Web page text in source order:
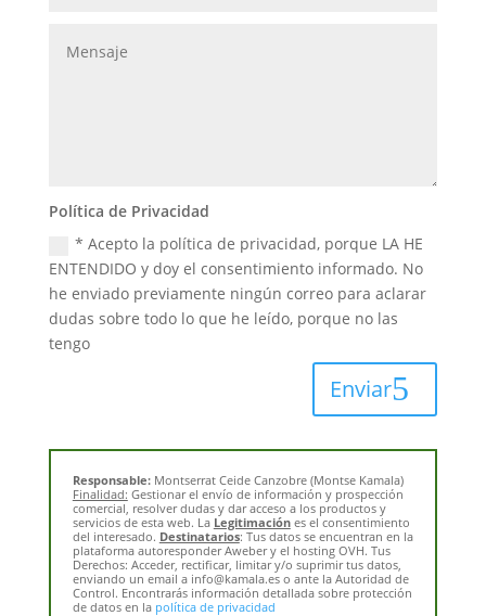
Política de Privacidad
* Acepto la política de privacidad, porque LA HE
ENTENDIDO y doy el consentimiento informado. No
he enviado previamente ningún correo para aclarar
dudas sobre todo lo que he leído, porque no las
tengo
Enviar
Responsable:Montserrat Ceide Canzobre (Montse Kamala)
Finalidad: Gestionar el envío de información y prospección
comercial, resolver dudas y dar acceso a los productos y
servicios de esta web. La Legitimaciónes el consentimiento
del interesado. Destinatarios: Tus datos se encuentran en la
plataforma autoresponder Aweber y el hosting OVH. Tus
Derechos: Acceder, rectificar, limitar y/o suprimir tus datos,
enviando un email a info@kamala.es o ante la Autoridad de
Control. Encontrarás información detallada sobre protección
de datos en la política de privacidad